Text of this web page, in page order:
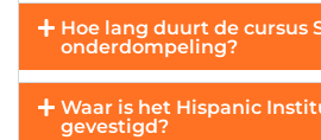
Hoe lang duurt de cursus
onderdompeling?
Waar is het Hispanic
gevestigd?